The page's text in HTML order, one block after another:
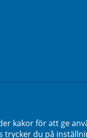
kakor för att ge
trycker du på